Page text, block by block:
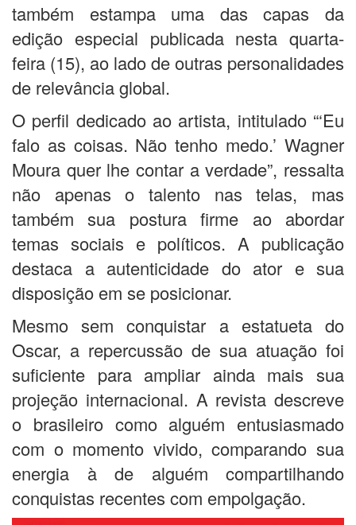
também estampa uma das capas da
edição especial publicada nesta quarta-
feira (15), ao lado de outras personalidades
de relevância global.
O perfil dedicado ao artista, intitulado “‘Eu
falo as coisas. Não tenho medo.’ Wagner
Moura quer lhe contar a verdade”, ressalta
não apenas o talento nas telas, mas
também sua postura firme ao abordar
temas sociais e políticos. A publicação
destaca a autenticidade do ator e sua
disposição em se posicionar.
Mesmo sem conquistar a estatueta do
Oscar, a repercussão de sua atuação foi
suficiente para ampliar ainda mais sua
projeção internacional. A revista descreve
o brasileiro como alguém entusiasmado
com o momento vivido, comparando sua
energia à de alguém compartilhando
conquistas recentes com empolgação.